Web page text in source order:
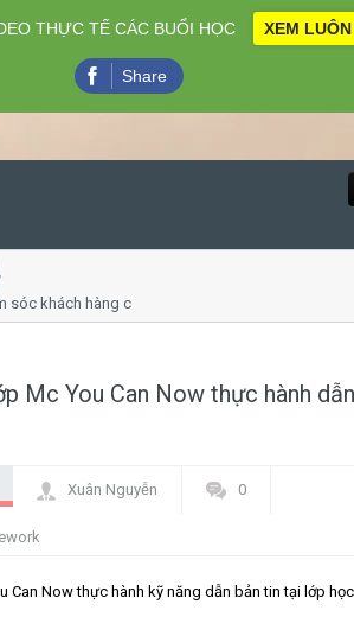
hàng chuyên nghiệp
Mc You Can Now thực hành dẫn
Xuân Nguyễn 0
Can Now thực hành kỹ năng dẫn bản tin tại lớp
THỰC TẾ CÁC BUỔI HỌC XEM LUÔN
Share